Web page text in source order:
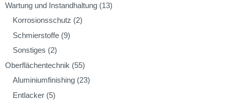
Wartung und Instandhaltung (13)
Korrosionsschutz (2)
Schmierstoffe (9)
Sonstiges (2)
Oberflächentechnik (55)
Aluminiumfinishing (23)
Entlacker (5)